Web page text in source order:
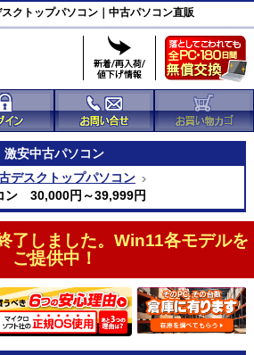
クトップパソコン｜中古パソコン直販
激安中古パソコン
デスクトップパソコン
ン 30,000円～39,999円
了しました。Win11各モデルを
ご提供中！